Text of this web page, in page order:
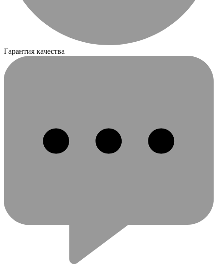
Гарантия качества